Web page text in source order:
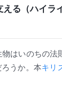
る（ハイラ
はいのちの法
うか。本キリ